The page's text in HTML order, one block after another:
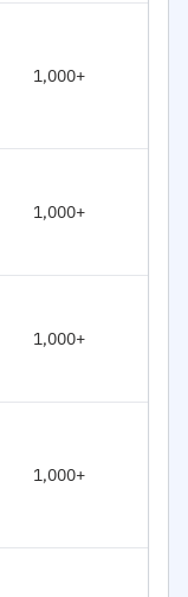
1,000+
1,000+
1,000+
1,000+